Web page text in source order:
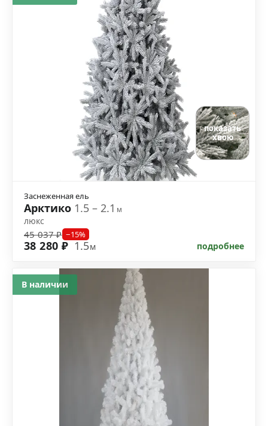
показать
хвою
Заснеженная ель
Арктико 1.5 – 2.1м
люкс
45 037 ₽ −15%
38 280 ₽ 1.5м подробнее
В наличии